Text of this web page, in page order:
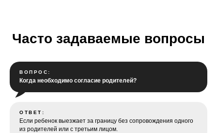
Часто задаваемые вопросы
ВОПРОС:
Когда необходимо согласие родителей?
ОТВЕТ:
Если ребенок выезжает за границу без сопровождения одного
из родителей или с третьим лицом.